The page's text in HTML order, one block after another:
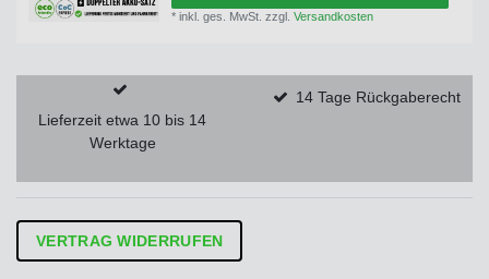
*inkl. ges. MwSt. zzgl.Versandkosten
Lieferzeit etwa 10 bis 14
Werktage
14 Tage Rückgaberecht
VERTRAG WIDERRUFEN